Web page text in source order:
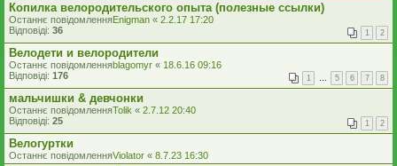
Копилка велородительского опыта (полезные ссылки)
Останнє повідомленняEnigman « 2.2.17 17:20
Відповіді: 36 1 2
Велодети и велородители
Останнє повідомленняblagomyr « 18.6.16 09:16
Відповіді: 176 1 … 5 6 7 8
мальчишки & девчонки
Останнє повідомленняTolik « 2.7.12 20:40
Відповіді: 25 1 2
Велогуртки
Останнє повідомленняViolator « 8.7.23 16:30